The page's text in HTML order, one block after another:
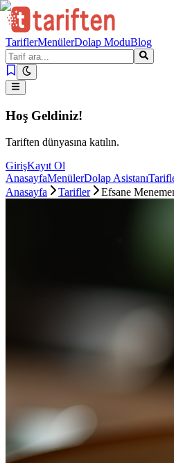
TariflerMenülerDolap ModuBlog
Hoş Geldiniz!
Tariften dünyasına katılın.
GirişKayıt Ol
AnasayfaMenülerDolap Asistanı
Anasayfa
Tarifler Efsane